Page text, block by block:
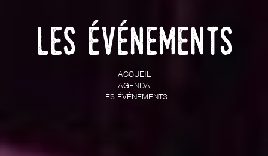
Les événements
ACCUEIL
AGENDA
LES ÉVÉNEMENTS